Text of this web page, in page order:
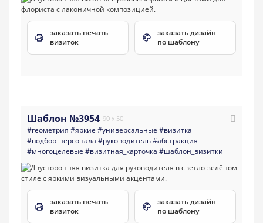
заказать печать
визиток
заказать дизайн
по шаблону
Шаблон №3954 90 x 50
#геометрия #яркие #универсальные #визитка
#подбор_персонала #руководитель#абстракция
#многоцелевые #визитная_карточка #шаблон_визитки
заказать печать
визиток
заказать дизайн
по шаблону